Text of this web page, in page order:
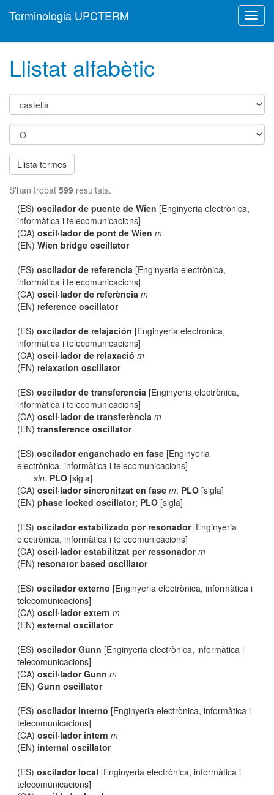
Terminologia UPCTERM
Llistat alfabètic
Llista termes
S'han trobat 599 resultats.
(ES)oscilador de puente de Wien [Enginyeria electrònica,
informàtica i telecomunicacions]
(CA)oscil·lador de pont de Wien m
(EN)Wien bridge oscillator
(ES)oscilador de referencia [Enginyeria electrònica,
informàtica i telecomunicacions]
(CA)oscil·lador de referència m
(EN)reference oscillator
(ES)oscilador de relajación [Enginyeria electrònica,
informàtica i telecomunicacions]
(CA)oscil·lador de relaxació m
(EN)relaxation oscillator
(ES)oscilador de transferencia [Enginyeria electrònica,
informàtica i telecomunicacions]
(CA)oscil·lador de transferència m
(EN)transference oscillator
(ES)oscilador enganchado en fase [Enginyeria
electrònica, informàtica i telecomunicacions]
sin. PLO[sigla]
(CA)oscil·lador sincronitzat en fase m; PLO [sigla]
(EN)phase locked oscillator; PLO [sigla]
(ES)oscilador estabilizado por resonador[Enginyeria
electrònica, informàtica i telecomunicacions]
(CA)oscil·lador estabilitzat per ressonador m
(EN)resonator based oscillator
(ES)oscilador externo [Enginyeria electrònica, informàtica i
telecomunicacions]
(CA)oscil·lador extern m
(EN)external oscillator
(ES)oscilador Gunn [Enginyeria electrònica, informàtica i
telecomunicacions]
(CA)oscil·lador Gunn m
(EN)Gunn oscillator
(ES)oscilador interno [Enginyeria electrònica, informàtica i
telecomunicacions]
(CA)oscil·lador intern m
(EN) internal oscillator
(ES)oscilador local [Enginyeria electrònica, informàtica i
telecomunicacions]